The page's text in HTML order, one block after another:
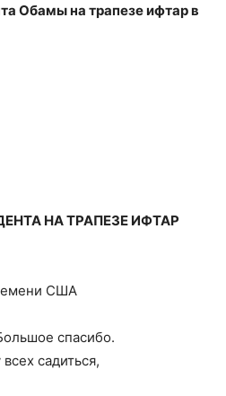
Обамы на трапезе ифтар в
НА ТРАПЕЗЕ ИФТАР
США
спасибо.
садиться,